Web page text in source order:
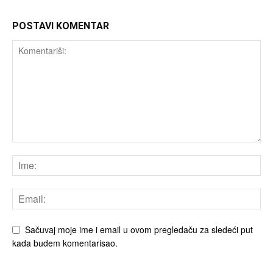
POSTAVI KOMENTAR
Sačuvaj moje ime i email u ovom pregledaču za sledeći put
kada budem komentarisao.